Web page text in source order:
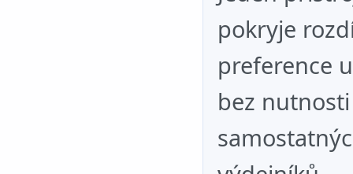
pokryje
preference
bez nutnosti